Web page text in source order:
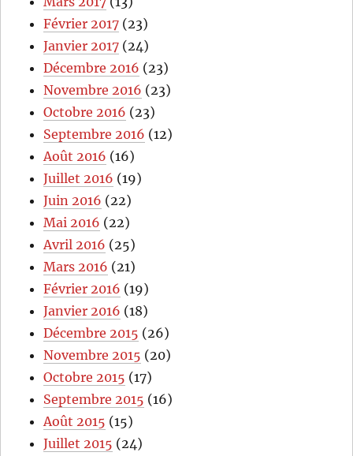
Février 2017 (23)
Janvier 2017 (24)
Décembre 2016 (23)
Novembre 2016 (23)
Octobre 2016 (23)
Septembre 2016 (12)
Août 2016 (16)
Juillet 2016 (19)
Juin 2016 (22)
Mai 2016 (22)
Avril 2016 (25)
Mars 2016 (21)
Février 2016 (19)
Janvier 2016 (18)
Décembre 2015 (26)
Novembre 2015 (20)
Octobre 2015 (17)
Septembre 2015 (16)
Août 2015 (15)
Juillet 2015 (24)